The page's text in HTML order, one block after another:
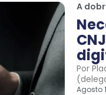
A
Por
Agosto